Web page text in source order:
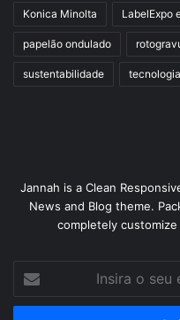
Konica Minolta LabelExpo
papelão ondulado
sustentabilidade
Jannah is a Clean
News and Blog theme.
completely
seu